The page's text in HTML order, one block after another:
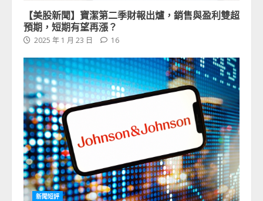
【美股新聞】寶潔第二季財報出爐，銷售與盈利雙超
預期，短期有望再漲？
2025 年 1 月 23 日 16
新聞短評